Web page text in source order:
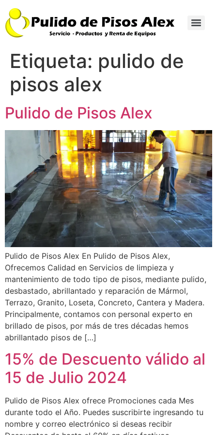
Etiqueta: pulido de
pisos alex
Pulido de Pisos Alex
Pulido de Pisos Alex En Pulido de Pisos Alex,
Ofrecemos Calidad en Servicios de limpieza y
mantenimiento de todo tipo de pisos, mediante pulido,
desbastado, abrillantado y reparación de Mármol,
Terrazo, Granito, Loseta, Concreto, Cantera y Madera.
Principalmente, contamos con personal experto en
brillado de pisos, por más de tres décadas hemos
abrillantado pisos de […]
15% de Descuento válido al
15 de Julio 2024
Pulido de Pisos Alex ofrece Promociones cada Mes
durante todo el Año. Puedes suscribirte ingresando tu
nombre y correo electrónico si deseas recibir